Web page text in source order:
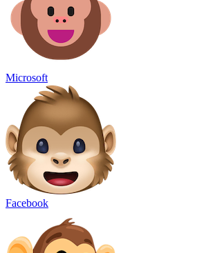
Microsoft
Facebook